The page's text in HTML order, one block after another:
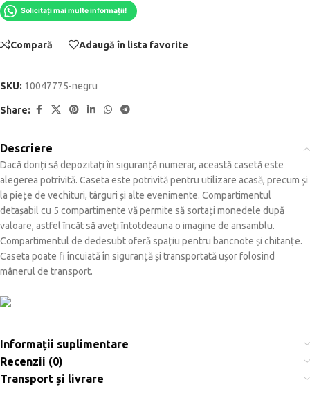
Solicitați mai multe informații!
Compară Adaugă în lista favorite
SKU: 10047775-negru
Share:
Descriere
Dacă doriți să depozitați în siguranță numerar, această casetă este
alegerea potrivită. Caseta este potrivită pentru utilizare acasă, precum și
la piețe de vechituri, târguri și alte evenimente. Compartimentul
detașabil cu 5 compartimente vă permite să sortați monedele după
valoare, astfel încât să aveți întotdeauna o imagine de ansamblu.
Compartimentul de dedesubt oferă spațiu pentru bancnote și chitanțe.
Caseta poate fi încuiată în siguranță și transportată ușor folosind
mânerul de transport.
Informații suplimentare
Recenzii (0)
Transport și livrare